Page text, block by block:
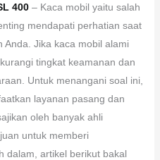
400 – Kaca mobil yaitu salah
mendapati perhatian saat
Jika kaca mobil alami
tingkat keamanan dan
Untuk menangani soal ini,
layanan pasang dan
oleh banyak ahli
untuk memberi
dalam, artikel berikut bakal